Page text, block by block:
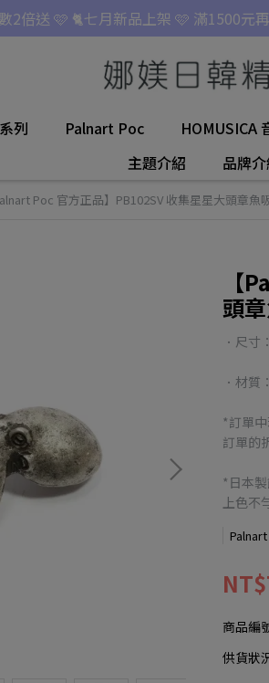
2倍送 🩷 🐈七月新品上架 🩷 滿1500元
列 Palnart Poc HOMUSICA
主題介紹
品牌
Poc 官方正品】PB102SV 收集星星大頭章魚
【
頭
．尺
．材質
*訂單
訂單的
*日本
上色不
商品編
供貨狀